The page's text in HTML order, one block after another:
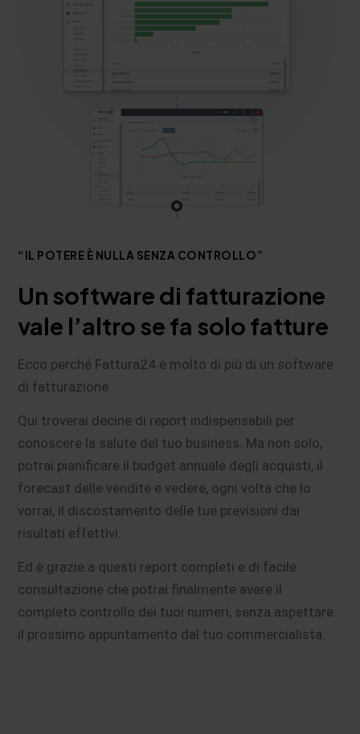
“IL POTERE È NULLA SENZA CONTROLLO”
Un software di fatturazione
vale l’altro se fa solo fatture
Ecco perché Fattura24 è molto di più di un software
di fatturazione
Qui troverai decine di report indispensabili per
conoscere la salute del tuo business. Ma non solo,
potrai pianificare il budget annuale degli acquisti, il
forecast delle vendite e vedere, ogni volta che lo
vorrai, il discostamento delle tue previsioni dai
risultati effettivi.
Ed è grazie a questi report completi e di facile
consultazione che potrai finalmente avere il
completo controllo dei tuoi numeri, senza aspettare
il prossimo appuntamento dal tuo commercialista.